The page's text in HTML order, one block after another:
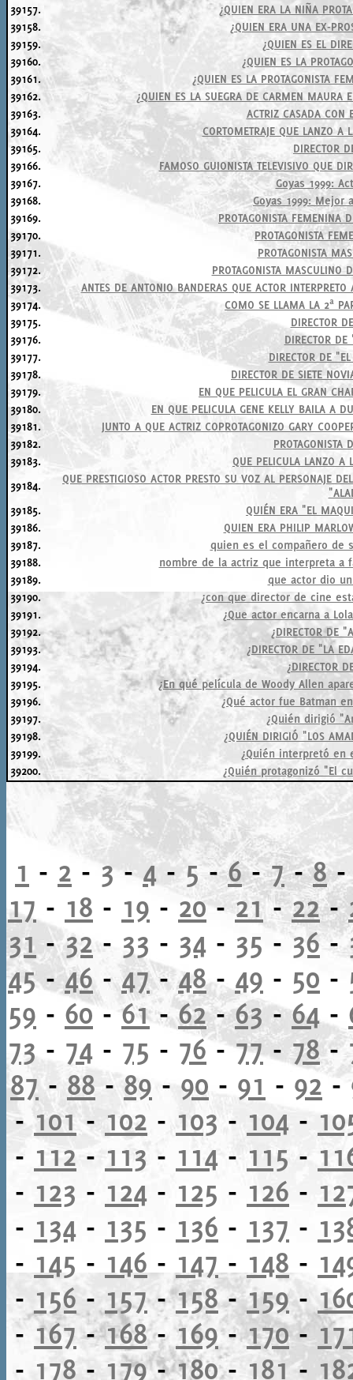
39157.
¿QUIEN ERA LA NIÑA
39158.
¿QUIEN ERA UNA EX-
39159.
¿QUIEN ES EL
39160.
¿QUIEN ES LA
39161.
¿QUIEN ES LA PROTAGONISTA
39162.
¿QUIEN ES LA SUEGRA DE CARMEN MAURA
39163.
ACTRIZ CASADA CON
39164.
CORTOMETRAJE QUE LANZO
39165.
DIRECTOR
39166.
FAMOSO GUIONISTA TELEVISIVO QUE
39167.
Goyas 1999:
39168.
Goyas 1999: Mejor
39169.
PROTAGONISTA FEMENINA
39170.
PROTAGONISTA
39171.
PROTAGONISTA
39172.
PROTAGONISTA
39173.
ANTES DE ANTONIO BANDERAS QUE ACTOR
39174.
COMO SE LLAMA LA 2ª
39175.
DIRECTOR
39176.
DIRECTOR DE
39177.
DIRECTOR DE
39178.
DIRECTOR DE SIETE
39179.
EN QUE PELICULA EL GRAN
39180.
EN QUE PELICULA GENE KELLY BAILA A
39181.
JUNTO A QUE ACTRIZ COPROTAGONIZO GARY
39182.
PROTAGONISTA
39183.
QUE PELICULA LANZO A
39184.
QUE PRESTIGIOSO ACTOR PRESTO SU VOZ AL PERSONAJE
39185.
QUIÉN ERA "EL
39186.
QUIEN ERA PHILIP
39187.
quien es el compañero de
39188.
nombre de la actriz que interpreta a
39189.
que actor dio
39190.
¿con que director de cine
39191.
¿Que actor encarna a
39192.
¿DIRECTOR DE
39193.
¿DIRECTOR DE "LA
39194.
¿DIRECTOR
39195.
¿En qué película de Woody Allen
39196.
¿Qué actor fue Batman
39197.
¿Quién dirigió
39198.
¿QUIÉN DIRIGIÓ "LOS
39199.
¿Quién interpretó en
39200.
¿Quién protagonizó "El
1 - 2 -3- 4 -5-6-7-8
17 - 18 - 19 - 20-21-22-
31 -32- 33 - 34 - 35 -36-
45-46-47-48- 49 - 50 -
59 - 60- 61-62-63-64-
73 - 74 - 75 - 76-77-78-
87 -88-89 - 90 - 91 - 92-
-101- 102 - 103 - 104 -
- 112 - 113 - 114 - 115 -
- 123 - 124 - 125 - 126 -
- 134 - 135 - 136 - 137 -
- 145 - 146 - 147 - 148 -
- 156 - 157-158-159-
- 167-168-169-170-
- 178 - 179-180- 181-